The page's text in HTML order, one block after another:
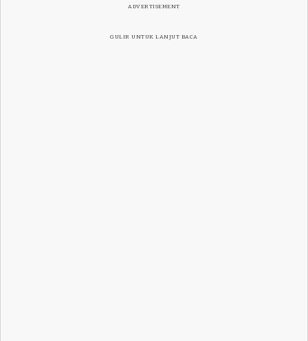
ADVERTISEMENT
GULIR UNTUK LANJUT BACA